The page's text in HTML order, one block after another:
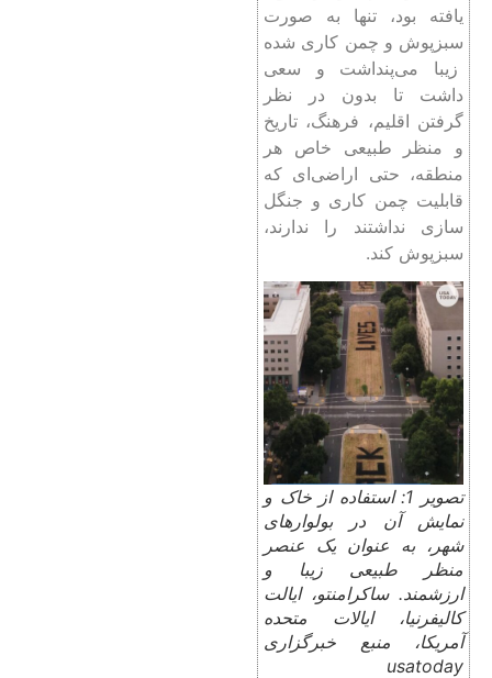
یافته بود، تنها به صورت
سبزپوش و چمن کاری شده
زیبا می‌پنداشت و سعی
داشت تا بدون در نظر
گرفتن اقلیم، فرهنگ، تاریخ
و منظر طبیعی خاص هر
منطقه، حتی اراضی‌ای که
قابلیت چمن کاری و جنگل
سازی نداشتند را ندارند،
سبزپوش کند.
تصویر 1: استفاده از خاک و
نمایش آن در بولوارهای
شهر، به عنوان یک عنصر
منظر طبیعی زیبا و
ارزشمند. ساکرامنتو، ایالت
کالیفرنیا، ایالات متحده
آمریکا، منبع خبرگزاری
usatoday